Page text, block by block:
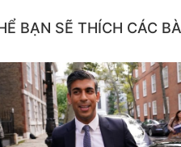
BẠN SẼ THÍCH CÁC